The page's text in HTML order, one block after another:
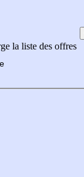
la liste des offres